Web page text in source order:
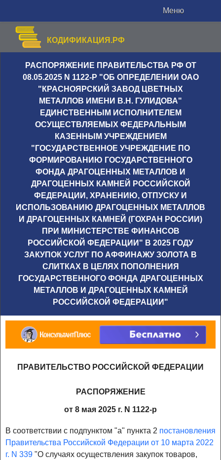
Меню
КОДИФИКАЦИЯ.РФ
РАСПОРЯЖЕНИЕ ПРАВИТЕЛЬСТВА РФ ОТ
08.05.2025 N 1122-Р "ОБ ОПРЕДЕЛЕНИИ ОАО
"КРАСНОЯРСКИЙ ЗАВОД ЦВЕТНЫХ
МЕТАЛЛОВ ИМЕНИ В.Н. ГУЛИДОВА"
ЕДИНСТВЕННЫМ ИСПОЛНИТЕЛЕМ
ОСУЩЕСТВЛЯЕМЫХ ФЕДЕРАЛЬНЫМ
КАЗЕННЫМ УЧРЕЖДЕНИЕМ
"ГОСУДАРСТВЕННОЕ УЧРЕЖДЕНИЕ ПО
ФОРМИРОВАНИЮ ГОСУДАРСТВЕННОГО
ФОНДА ДРАГОЦЕННЫХ МЕТАЛЛОВ И
ДРАГОЦЕННЫХ КАМНЕЙ РОССИЙСКОЙ
ФЕДЕРАЦИИ, ХРАНЕНИЮ, ОТПУСКУ И
ИСПОЛЬЗОВАНИЮ ДРАГОЦЕННЫХ МЕТАЛЛОВ
И ДРАГОЦЕННЫХ КАМНЕЙ (ГОХРАН РОССИИ)
ПРИ МИНИСТЕРСТВЕ ФИНАНСОВ
РОССИЙСКОЙ ФЕДЕРАЦИИ" В 2025 ГОДУ
ЗАКУПОК УСЛУГ ПО АФФИНАЖУ ЗОЛОТА В
СЛИТКАХ В ЦЕЛЯХ ПОПОЛНЕНИЯ
ГОСУДАРСТВЕННОГО ФОНДА ДРАГОЦЕННЫХ
МЕТАЛЛОВ И ДРАГОЦЕННЫХ КАМНЕЙ
РОССИЙСКОЙ ФЕДЕРАЦИИ"
ПРАВИТЕЛЬСТВО РОССИЙСКОЙ ФЕДЕРАЦИИ
РАСПОРЯЖЕНИЕ
от 8 мая 2025 г. N 1122-р
В соответствии с подпунктом "а" пункта 2 постановления
Правительства Российской Федерации от 10 марта 2022
г. N 339 "О случаях осуществления закупок товаров,